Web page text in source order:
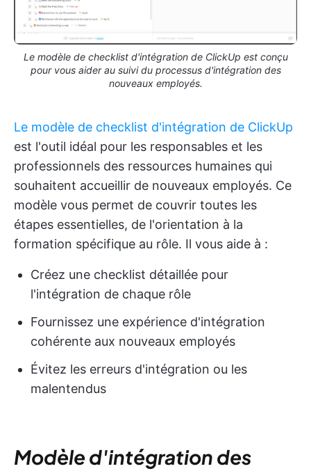
Le modèle de checklist d'intégration de ClickUp est conçu
pour vous aider au suivi du processus d'intégration des
nouveaux employés.
Le modèle de checklist d'intégration de ClickUp
est l'outil idéal pour les responsables et les
professionnels des ressources humaines qui
souhaitent accueillir de nouveaux employés. Ce
modèle vous permet de couvrir toutes les
étapes essentielles, de l'orientation à la
formation spécifique au rôle. Il vous aide à :
Créez une checklist détaillée pour
l'intégration de chaque rôle
Fournissez une expérience d'intégration
cohérente aux nouveaux employés
Évitez les erreurs d'intégration ou les
malentendus
Modèle d'intégration des